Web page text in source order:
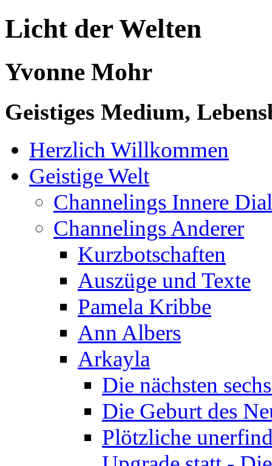
Licht der Welten
Yvonne Mohr
Geistiges Medium,
Herzlich Willkommen
Geistige Welt
Channelings Innere
Channelings Anderer
Kurzbotschaften
Auszüge und Texte
Pamela Kribbe
Ann Albers
Arkayla
Die nächsten
Die Geburt des
Plötzliche